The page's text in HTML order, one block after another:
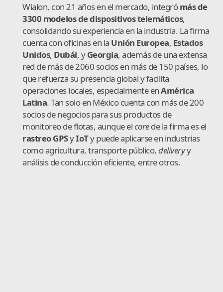
Wialon, con 21 años en el mercado, integrómás de
3300 modelos de dispositivos telemáticos,
consolidando su experiencia en la industria. La firma
cuenta con oficinas en la Unión Europea, Estados
Unidos, Dubái, yGeorgia, además de una extensa
red de más de 2060 socios en más de 150 países, lo
que refuerza su presencia global y facilita
operaciones locales, especialmente enAmérica
Latina. Tan solo en México cuenta con más de 200
socios de negocios para sus productos de
monitoreo de flotas, aunque elcorede la firma es el
rastreo GPSyIoTy puede aplicarse en industrias
como agricultura, transporte público, deliveryy
análisis de conducción eficiente, entre otros.